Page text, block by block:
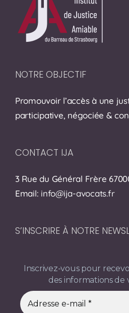
NOTRE OBJECTIF
Promouvoir l’accès à une
participative, négociée &
CONTACT IJA
3 Rue du Général Frère
Email: info@ija-avocats.fr
S’INSCRIRE À NOTRE
Inscrivez-vous pour
des informations